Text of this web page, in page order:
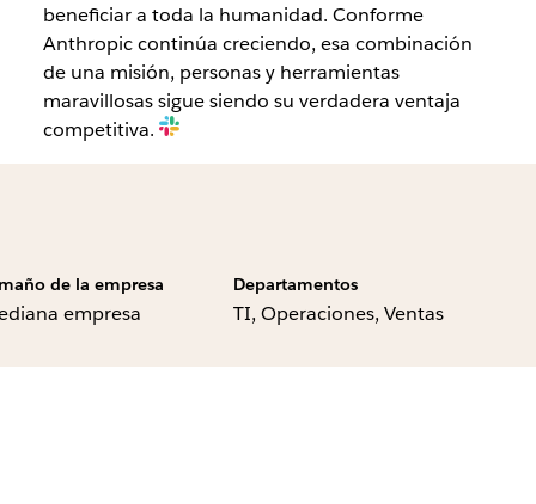
beneficiar a toda la humanidad. Conforme
Anthropic continúa creciendo, esa combinación
de una misión, personas y herramientas
maravillosas sigue siendo su verdadera ventaja
competitiva.
de la empresa
empresa
Departamentos
TI, Operaciones, Ventas